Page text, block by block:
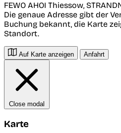
FEWO AHOI Thiessow,
Die genaue Adresse gibt der
Buchung bekannt, die Karte
Standort.
Auf Karte anzeigen Anfahrt
Close modal
Karte